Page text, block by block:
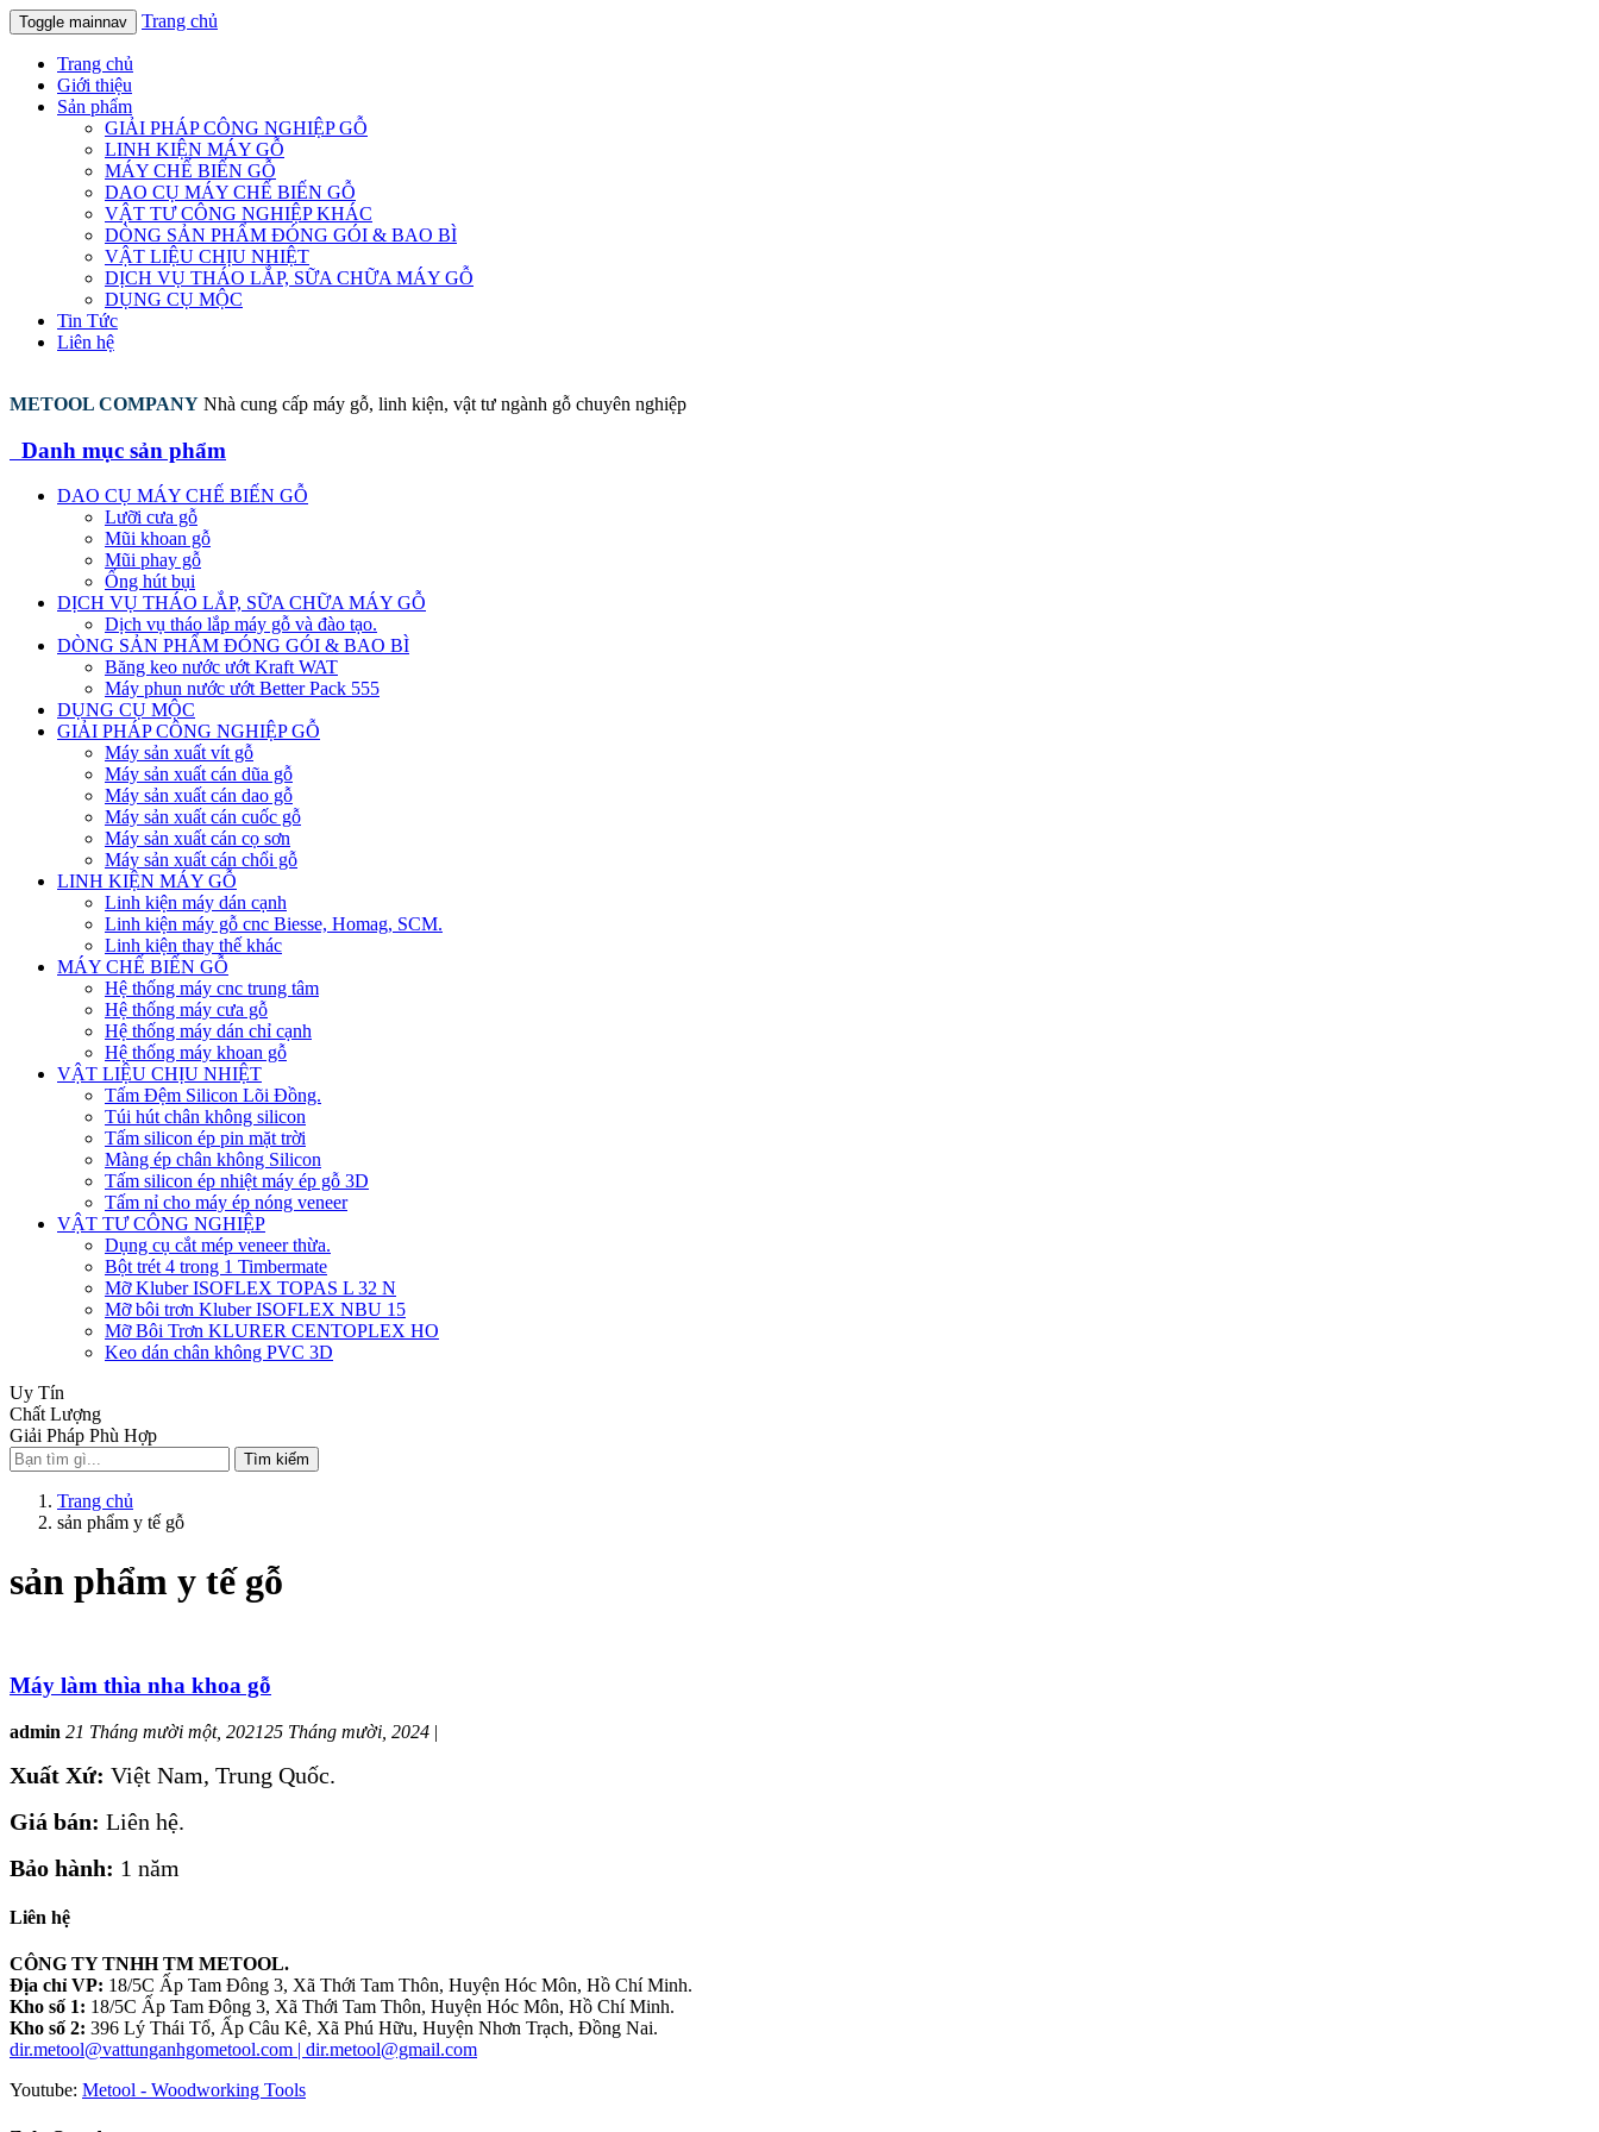
Toggle mainnav Trang chủ
Trang chủ
Giới thiệu
Sản phẩm
GIẢI PHÁP CÔNG NGHIỆP GỖ
LINH KIỆN MÁY GỖ
MÁY CHẾ BIẾN GỖ
DAO CỤ MÁY CHẾ BIẾN GỖ
VẬT TƯ CÔNG NGHIỆP KHÁC
DÒNG SẢN PHẨM ĐÓNG GÓI & BAO BÌ
VẬT LIỆU CHỊU NHIỆT
DỊCH VỤ THÁO LẮP, SỮA CHỮA MÁY GỖ
DỤNG CỤ MỘC
Tin Tức
Liên hệ
METOOL COMPANY Nhà cung cấp máy gỗ, linh kiện, vật tư ngành gỗ chuyên nghiệp
Danh mục sản phẩm
DAO CỤ MÁY CHẾ BIẾN GỖ
Lưỡi cưa gỗ
Mũi khoan gỗ
Mũi phay gỗ
Ống hút bụi
DỊCH VỤ THÁO LẮP, SỮA CHỮA MÁY GỖ
Dịch vụ tháo lắp máy gỗ và đào tạo.
DÒNG SẢN PHẨM ĐÓNG GÓI & BAO BÌ
Băng keo nước ướt Kraft WAT
Máy phun nước ướt Better Pack 555
DỤNG CỤ MỘC
GIẢI PHÁP CÔNG NGHIỆP GỖ
Máy sản xuất vít gỗ
Máy sản xuất cán dũa gỗ
Máy sản xuất cán dao gỗ
Máy sản xuất cán cuốc gỗ
Máy sản xuất cán cọ sơn
Máy sản xuất cán chổi gỗ
LINH KIỆN MÁY GỖ
Linh kiện máy dán cạnh
Linh kiện máy gỗ cnc Biesse, Homag, SCM.
Linh kiện thay thế khác
MÁY CHẾ BIẾN GỖ
Hệ thống máy cnc trung tâm
Hệ thống máy cưa gỗ
Hệ thống máy dán chỉ cạnh
Hệ thống máy khoan gỗ
VẬT LIỆU CHỊU NHIỆT
Tấm Đệm Silicon Lõi Đồng.
Túi hút chân không silicon
Tấm silicon ép pin mặt trời
Màng ép chân không Silicon
Tấm silicon ép nhiệt máy ép gỗ 3D
Tấm nỉ cho máy ép nóng veneer
VẬT TƯ CÔNG NGHIỆP
Dụng cụ cắt mép veneer thừa.
Bột trét 4 trong 1 Timbermate
Mỡ Kluber ISOFLEX TOPAS L 32 N
Mỡ bôi trơn Kluber ISOFLEX NBU 15
Mỡ Bôi Trơn KLURER CENTOPLEX HO
Keo dán chân không PVC 3D
Uy Tín
Chất Lượng
Giải Pháp Phù Hợp
Tìm kiếm
Trang chủ
sản phẩm y tế gỗ
sản phẩm y tế gỗ
Máy làm thìa nha khoa gỗ
admin 21 Tháng mười một, 202125 Tháng mười, 2024 |
Xuất Xứ: Việt Nam, Trung Quốc.
Giá bán: Liên hệ.
Bảo hành: 1 năm
Liên hệ
CÔNG TY TNHH TM METOOL.
Địa chỉ VP: 18/5C Ấp Tam Đông 3, Xã Thới Tam Thôn, Huyện Hóc Môn, Hồ Chí Minh.
Kho số 1: 18/5C Ấp Tam Đông 3, Xã Thới Tam Thôn, Huyện Hóc Môn, Hồ Chí Minh.
Kho số 2: 396 Lý Thái Tổ, Ấp Câu Kê, Xã Phú Hữu, Huyện Nhơn Trạch, Đồng Nai.
dir.metool@vattunganhgometool.com | dir.metool@gmail.com
Youtube: Metool - Woodworking Tools